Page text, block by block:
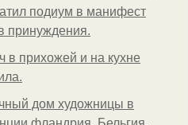
подиум в манифест
принуждения.
в прихожей и на кухне
дом художницы в